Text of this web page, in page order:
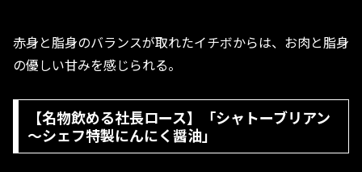
赤身と脂身のバランスが取れたイチボからは、お肉と脂身
の優しい甘みを感じられる。
【名物飲める社長ロース】「シャトーブリアン
～シェフ特製にんにく醤油」